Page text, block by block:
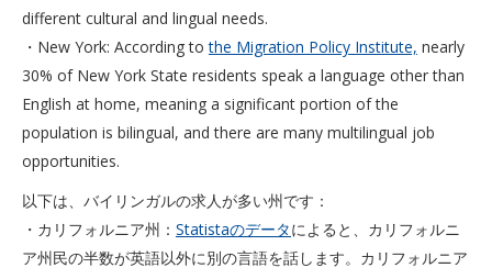
different cultural and lingual needs.
・New York: According tothe Migration Policy Institute, nearly
30% of New York State residents speak a language other than
English at home, meaning a significant portion of the
population is bilingual, and there are many multilingual job
opportunities.
以下は、バイリンガルの求人が多い州です：
・カリフォルニア州： Statistaのデータによると、カリフォルニ
ア州民の半数が英語以外に別の言語を話します。カリフォルニア